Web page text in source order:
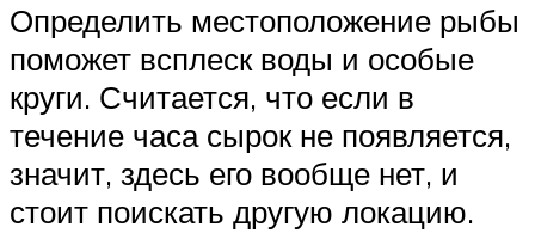
Определить местоположение рыбы
поможет всплеск воды и особые
круги. Считается, что если в
течение часа сырок не появляется,
значит, здесь его вообще нет, и
стоит поискать другую локацию.